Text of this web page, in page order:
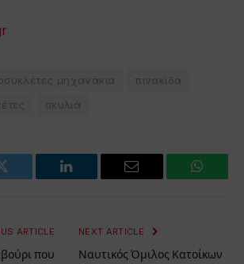
μηχανάκια
πινακίδα
σκυλιά
Twitter LinkedIn Email
ARTICLE
που
NEXT ARTICLE
Ναυτικός Όμιλος Κατοίκων